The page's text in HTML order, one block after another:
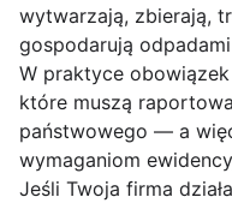
wytwarzają, zbierają,
gospodarują
W praktyce
które muszą
państwowego — a
wymaganiom
Jeśli Twoja firma